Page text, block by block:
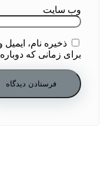
وب‌ سایت
ذخیره نام،
برای زمانی که